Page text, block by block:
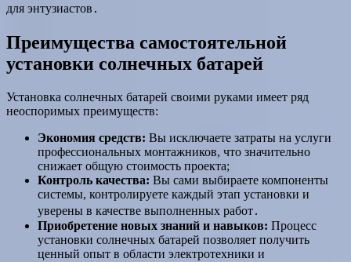
для энтузиастов․
Преимущества самостоятельной
установки солнечных батарей
Установка солнечных батарей своими руками имеет ряд
неоспоримых преимуществ:
Экономия средств: Вы исключаете затраты на услуги
профессиональных монтажников, что значительно
снижает общую стоимость проекта;
Контроль качества: Вы сами выбираете компоненты
системы, контролируете каждый этап установки и
уверены в качестве выполненных работ․
Приобретение новых знаний и навыков: Процесс
установки солнечных батарей позволяет получить
ценный опыт в области электротехники и